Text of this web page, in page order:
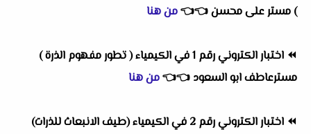
) مستر على محسن👈
👈من هنا
⏪
اختبار الكتروني رقم 1 في الكيمياء ( تطور مفهوم الذرة )
مسترعاطف ابو السعود 👈
👈من هنا
⏪
اختبار الكتروني رقم 2 في الكيمياء (طيف الانبعاث للذرات)